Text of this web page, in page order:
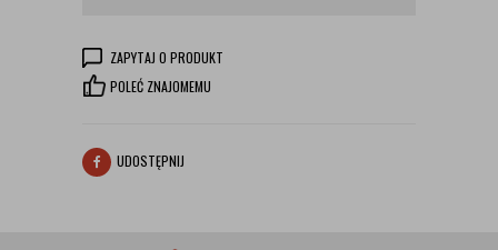
ZAPYTAJ O PRODUKT
POLEĆ ZNAJOMEMU
UDOSTĘPNIJ